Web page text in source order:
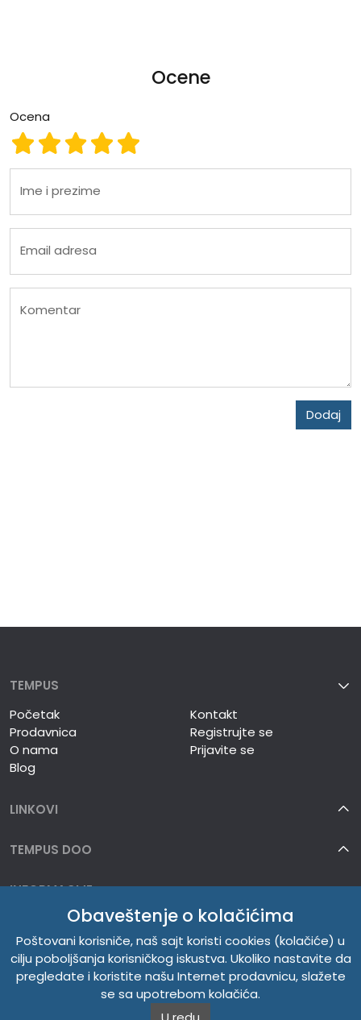
Ocene
Ocena
Ocena 5
Ocena 4
Ocena 3
Ocena 2
Ocena 1
Ime i prezime
Email adresa
Komentar
Dodaj
TEMPUS
Početak
Prodavnica
O nama
Blog
Kontakt
Registrujte se
Prijavite se
LINKOVI
TEMPUS DOO
INFORMACIJE
Obaveštenje o kolačićima
Poštovani korisniče, naš sajt koristi cookies (kolačiće) u
cilju poboljšanja korisničkog iskustva. Ukoliko nastavite da
pregledate i koristite našu Internet prodavnicu, slažete
se sa upotrebom kolačića.